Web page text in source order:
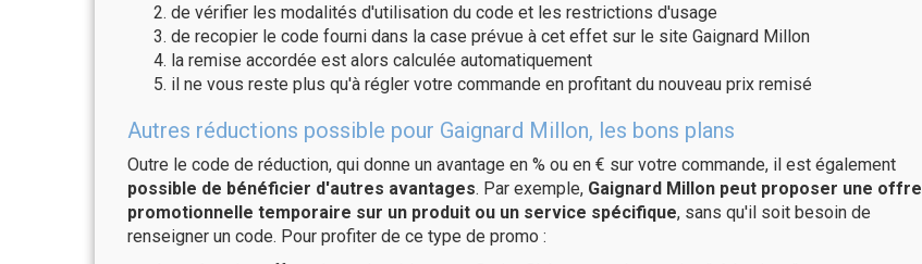
de vérifier les modalités d'utilisation du code et les restrictions d'usage
de recopier le code fourni dans la case prévue à cet effet sur le site Gaignard Millon
la remise accordée est alors calculée automatiquement
il ne vous reste plus qu'à régler votre commande en profitant du nouveau prix remisé
Autres réductions possible pour Gaignard Millon, les bons plans
Outre le code de réduction, qui donne un avantage en % ou en € sur votre commande, il est également
possible de bénéficier d'autres avantages. Par exemple, Gaignard Millon peut proposer une offre
promotionnelle temporaire sur un produit ou un service spécifique, sans qu'il soit besoin de
renseigner un code. Pour profiter de ce type de promo :